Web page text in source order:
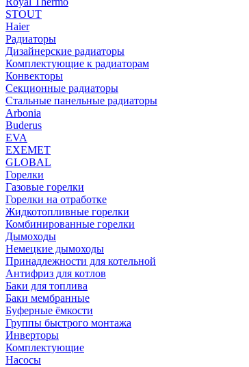
STOUT
Haier
Радиаторы
Дизайнерские радиаторы
Комплектующие к радиаторам
Конвекторы
Секционные радиаторы
Стальные панельные радиаторы
Arbonia
Buderus
EVA
EXEMET
GLOBAL
Горелки
Газовые горелки
Горелки на отработке
Жидкотопливные горелки
Комбинированные горелки
Дымоходы
Немецкие дымоходы
Принадлежности для котельной
Антифриз для котлов
Баки для топлива
Баки мембранные
Буферные ёмкости
Группы быстрого монтажа
Инверторы
Комплектующие
Насосы